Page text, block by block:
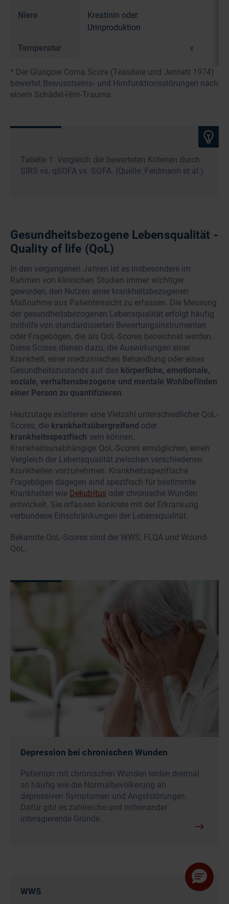
Niere
Kreatinin oder
Urinproduktion
Temperatur x
* Der Glasgow Coma Score (Teasdale und Jennett 1974)
bewertet Bewusstseins- und Hirnfunktionsstörungen nach
einem Schädel-Hirn-Trauma.
Tabelle 1: Vergleich der bewerteten Kriterien durch
SIRS vs. qSOFA vs. SOFA. (Quelle: Feldmann et al.)
Gesundheitsbezogene Lebensqualität -
Quality of life (QoL)
In den vergangenen Jahren ist es insbesondere im
Rahmen von klinischen Studien immer wichtiger
geworden, den Nutzen einer krankheitsbezogenen
Maßnahme aus Patientensicht zu erfassen. Die Messung
der gesundheitsbezogenen Lebensqualität erfolgt häufig
mithilfe von standardisierten Bewertungsinstrumenten
oder Fragebögen, die als QoL-Scores bezeichnet werden.
Diese Scores dienen dazu, die Auswirkungen einer
Krankheit, einer medizinischen Behandlung oder eines
Gesundheitszustands auf das körperliche, emotionale,
soziale, verhaltensbezogene und mentale Wohlbefinden
einer Person zu quantifizieren
Heutzutage existieren eine Vielzahl unterschiedlicher QoL-
Scores, die krankheitsübergreifend oder
krankheitsspezifisch sein können.
Krankheitsunabhängige QoL-Scores ermöglichen, einen
Vergleich der Lebensqualität zwischen verschiedenen
Krankheiten vorzunehmen. Krankheitsspezifische
Fragebögen dagegen sind spezifisch für bestimmte
Krankheiten wie Dekubitusoder chronische Wunden
entwickelt. Sie erfassen konkrete mit der Erkrankung
verbundene Einschränkungen der Lebensqualität.
Bekannte QoL-Scores sind der WWS, FLQA und Wound-
QoL.
Depression bei chronischen Wunden
Patienten mit chronischen Wunden leiden dreimal
so häufig wie die Normalbevölkerung an
depressiven Symptomen und Angststörungen.
Dafür gibt es zahlreiche und miteinander
interagierende Gründe.
WWS